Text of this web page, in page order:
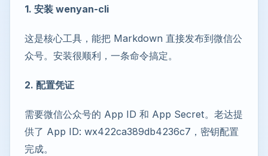
1. 安装 wenyan-cli
这是核心工具，能把 Markdown 直接发布到微信公
众号。安装很顺利，一条命令搞定。
2. 配置凭证
需要微信公众号的 App ID 和 App Secret。老达提
供了 App ID: wx422ca389db4236c7，密钥配置
完成。